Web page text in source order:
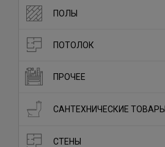
ПОЛЫ
ПОТОЛОК
ПРОЧЕЕ
САНТЕХНИЧЕСКИЕ ТОВАРЫ
СТЕНЫ